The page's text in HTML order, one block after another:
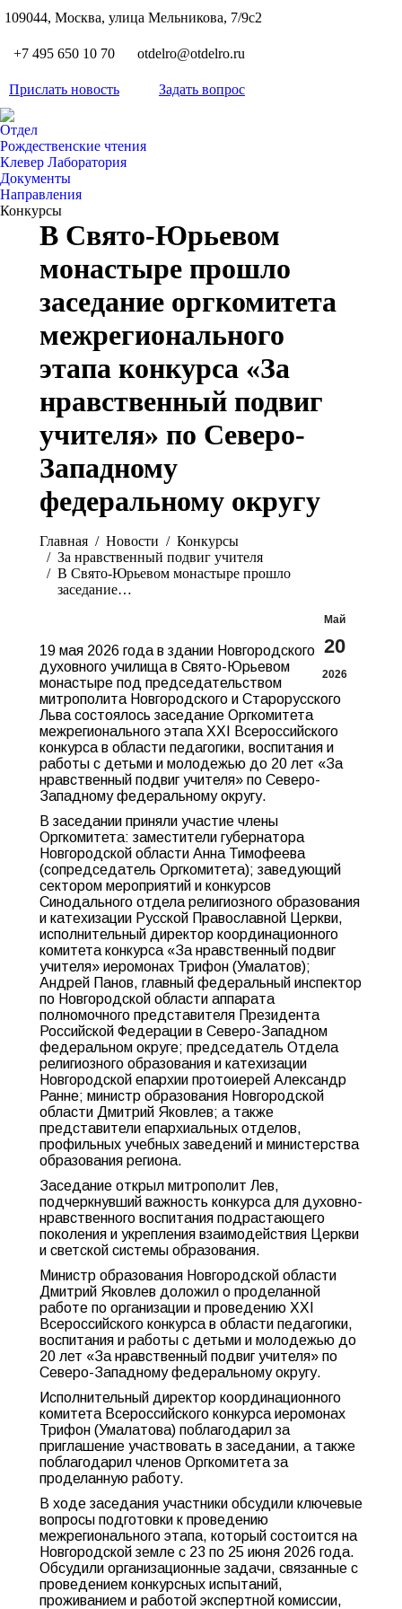
109044, Москва, улица Мельникова, 7/9с2
+7 495 650 10 70 otdelro@otdelro.ru
Прислать новость Задать вопрос
Отдел
Рождественские чтения
Клевер Лаборатория
Документы
Направления
Конкурсы
В Свято-Юрьевом
монастыре прошло
заседание оргкомитета
межрегионального
этапа конкурса «За
нравственный подвиг
учителя» по Северо-
Западному
федеральному округу
Главная
Новости
Конкурсы
За нравственный подвиг учителя
В Свято-Юрьевом монастыре прошло
заседание…
Май
20
2026
19 мая 2026 года в здании Новгородского
духовного училища в Свято-Юрьевом
монастыре под председательством
митрополита Новгородского и Старорусского
Льва состоялось заседание Оргкомитета
межрегионального этапа XXI Всероссийского
конкурса в области педагогики, воспитания и
работы с детьми и молодежью до 20 лет «За
нравственный подвиг учителя» по Северо-
Западному федеральному округу.
В заседании приняли участие члены
Оргкомитета: заместители губернатора
Новгородской области Анна Тимофеева
(сопредседатель Оргкомитета); заведующий
сектором мероприятий и конкурсов
Синодального отдела религиозного образования
и катехизации Русской Православной Церкви,
исполнительный директор координационного
комитета конкурса «За нравственный подвиг
учителя» иеромонах Трифон (Умалатов);
Андрей Панов, главный федеральный инспектор
по Новгородской области аппарата
полномочного представителя Президента
Российской Федерации в Северо-Западном
федеральном округе; председатель Отдела
религиозного образования и катехизации
Новгородской епархии протоиерей Александр
Ранне; министр образования Новгородской
области Дмитрий Яковлев; а также
представители епархиальных отделов,
профильных учебных заведений и министерства
образования региона.
Заседание открыл митрополит Лев,
подчеркнувший важность конкурса для духовно-
нравственного воспитания подрастающего
поколения и укрепления взаимодействия Церкви
и светской системы образования.
Министр образования Новгородской области
Дмитрий Яковлев доложил о проделанной
работе по организации и проведению XXI
Всероссийского конкурса в области педагогики,
воспитания и работы с детьми и молодежью до
20 лет «За нравственный подвиг учителя» по
Северо-Западному федеральному округу.
Исполнительный директор координационного
комитета Всероссийского конкурса иеромонах
Трифон (Умалатова) поблагодарил за
приглашение участвовать в заседании, а также
поблагодарил членов Оргкомитета за
проделанную работу.
В ходе заседания участники обсудили ключевые
вопросы подготовки к проведению
межрегионального этапа, который состоится на
Новгородской земле с 23 по 25 июня 2026 года.
Обсудили организационные задачи, связанные с
проведением конкурсных испытаний,
проживанием и работой экспертной комиссии,